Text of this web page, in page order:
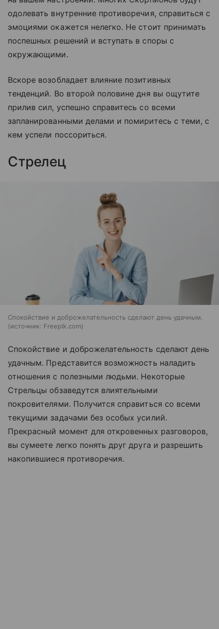
одолевать внутренние противоречия, справиться с
эмоциями окажется нелегко. Не стоит принимать
поспешных решений и вступать в споры с
окружающими.
Вскоре возобладает влияние позитивных
тенденций. Во второй половине дня вы ощутите
прилив сил, успешно справитесь со всеми
запланированными делами и помиритесь с теми, с
кем успели поссориться.
Стрелец
Спокойствие и доброжелательность сделают день удачным.
источник: Freepik.com
Спокойствие и доброжелательность сделают день
удачным. Представится возможность наладить
отношения с полезными людьми. Некоторые
Стрельцы обзаведутся влиятельными
покровителями. Получится справиться со всеми
текущими задачами без особых усилий.
Прекрасный момент для откровенных разговоров,
вы сумеете легко понять друг друга и разрешить
накопившиеся противоречия.